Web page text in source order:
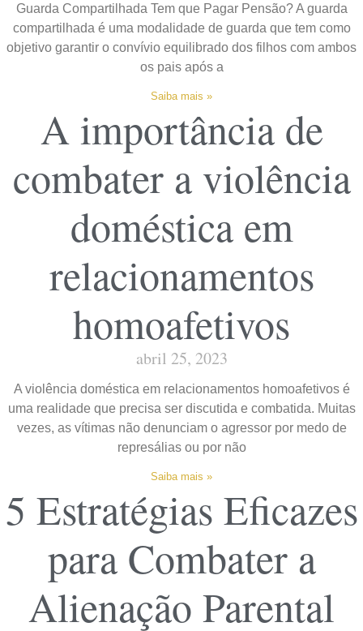
Guarda Compartilhada Tem que Pagar Pensão? A guarda
compartilhada é uma modalidade de guarda que tem como
objetivo garantir o convívio equilibrado dos filhos com ambos
os pais após a
Saiba mais »
A importância de
combater a violência
doméstica em
relacionamentos
homoafetivos
abril 25, 2023
A violência doméstica em relacionamentos homoafetivos é
uma realidade que precisa ser discutida e combatida. Muitas
vezes, as vítimas não denunciam o agressor por medo de
represálias ou por não
Saiba mais »
5 Estratégias Eficazes
para Combater a
Alienação Parental